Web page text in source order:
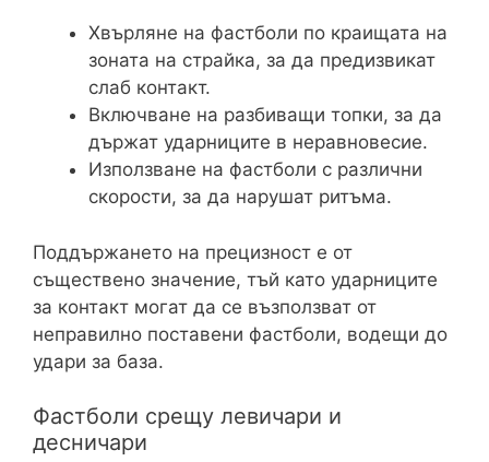
Хвърляне на фастболи по краищата на
зоната на страйка, за да предизвикат
слаб контакт.
Включване на разбиващи топки, за да
държат ударниците в неравновесие.
Използване на фастболи с различни
скорости, за да нарушат ритъма.
Поддържането на прецизност е от
съществено значение, тъй като ударниците
за контакт могат да се възползват от
неправилно поставени фастболи, водещи до
удари за база.
Фастболи срещу левичари и
десничари